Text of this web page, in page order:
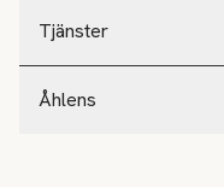
Tjänster
Åhlens